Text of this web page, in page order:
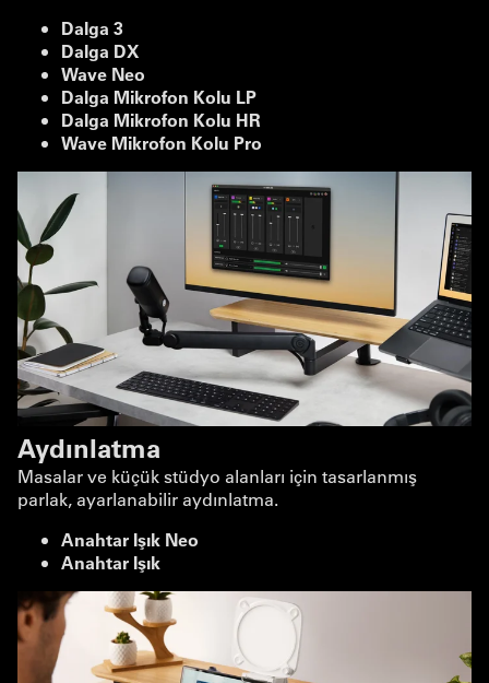
Dalga 3
Dalga DX
Wave Neo
Dalga Mikrofon Kolu LP
Dalga Mikrofon Kolu HR
Wave Mikrofon Kolu Pro
Aydınlatma
Masalar ve küçük stüdyo alanları için tasarlanmış
parlak, ayarlanabilir aydınlatma.
Anahtar Işık Neo
Anahtar Işık